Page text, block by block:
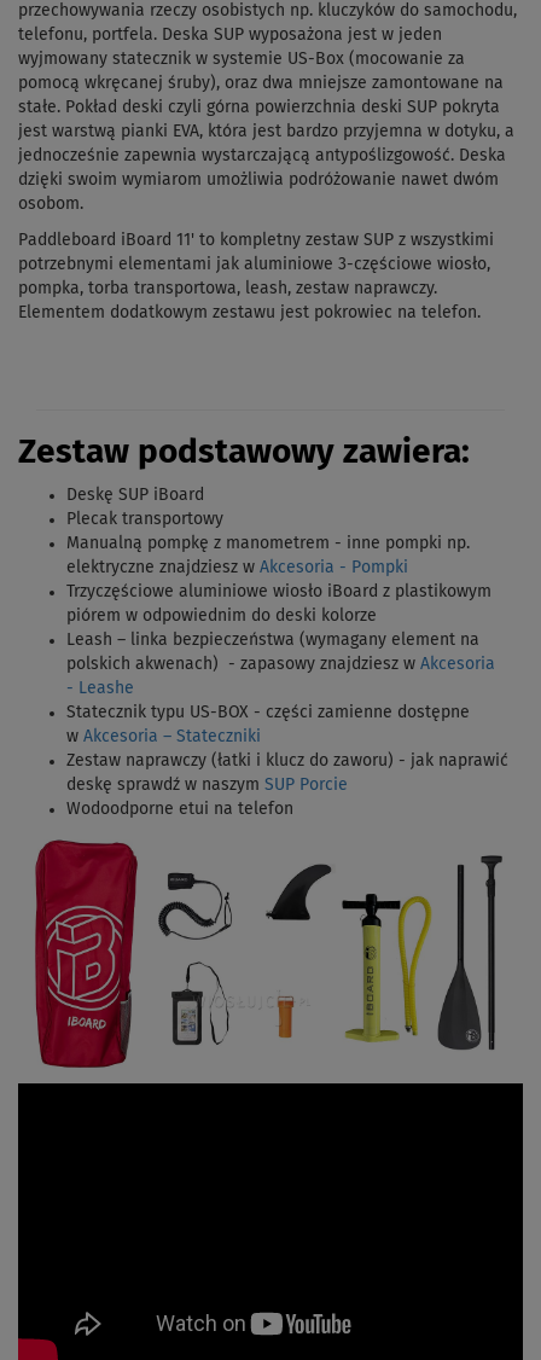
przechowywania rzeczy osobistych np. kluczyków do samochodu,
telefonu, portfela. Deska SUP wyposażona jest w jeden
wyjmowany statecznik w systemie US-Box (mocowanie za
pomocą wkręcanej śruby), oraz dwa mniejsze zamontowane na
stałe. Pokład deski czyli górna powierzchnia deski SUP pokryta
jest warstwą pianki EVA, która jest bardzo przyjemna w dotyku, a
jednocześnie zapewnia wystarczającą antypoślizgowość. Deska
dzięki swoim wymiarom umożliwia podróżowanie nawet dwóm
osobom.
Paddleboard iBoard 11' to kompletny zestaw SUP z wszystkimi
potrzebnymi elementami jak aluminiowe 3-częściowe wiosło,
pompka, torba transportowa, leash, zestaw naprawczy.
Elementem dodatkowym zestawu jest pokrowiec na telefon.
Zestaw podstawowy zawiera:
Deskę SUP iBoard
Plecak transportowy
Manualną pompkę z manometrem - inne pompki np.
elektryczne znajdziesz w Akcesoria - Pompki
Trzyczęściowe aluminiowe wiosło iBoard z plastikowym
piórem w odpowiednim do deski kolorze
Leash – linka bezpieczeństwa (wymagany element na
polskich akwenach) - zapasowy znajdziesz w Akcesoria
- Leashe
Statecznik typu US-BOX - części zamienne dostępne
w Akcesoria – Stateczniki
Zestaw naprawczy (łatki i klucz do zaworu) - jak naprawić
deskę sprawdź w naszym SUP Porcie
Wodoodporne etui na telefon